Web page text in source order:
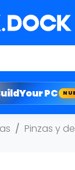
Your PC
Pinzas y